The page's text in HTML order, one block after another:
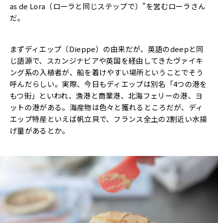
as de Lora（ローラと同じステップで）”を営むローラさん
だ。
まずディエップ（Dieppe）の由来だが、英語のdeepと同
じ語源で、スカンジナビアや英国を経由してきたヴァイキ
ング系の入植者が、船を着けやすい場所ということでそう
呼んだらしい。実際、今日もディエップは別名「4つの港を
もつ街」といわれ、漁港と商業港、北海フェリーの港、ヨ
ットの港がある。海産物は色々と獲れるところだが、ディ
エップ特産といえば帆立貝で、フランス全土の2割近い水揚
げ量があるとか。